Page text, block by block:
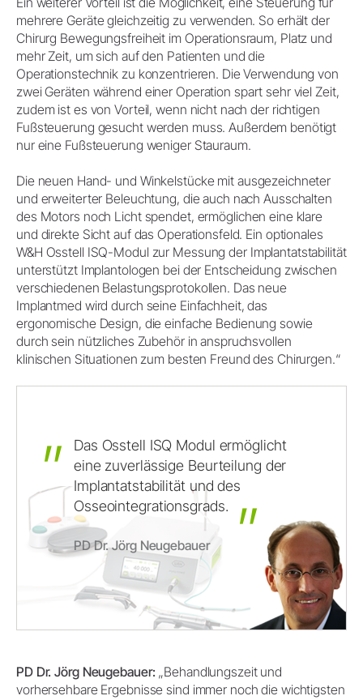
mehrere Geräte gleichzeitig zu verwenden. So erhält der
Chirurg Bewegungsfreiheit im Operationsraum, Platz und
mehr Zeit, um sich auf den Patienten und die
Operationstechnik zu konzentrieren. Die Verwendung von
zwei Geräten während einer Operation spart sehr viel Zeit,
zudem ist es von Vorteil, wenn nicht nach der richtigen
Fußsteuerung gesucht werden muss. Außerdem benötigt
nur eine Fußsteuerung weniger Stauraum.
Die neuen Hand- und Winkelstücke mit ausgezeichneter
und erweiterter Beleuchtung, die auch nach Ausschalten
des Motors noch Licht spendet, ermöglichen eine klare
und direkte Sicht auf das Operationsfeld. Ein optionales
W&H Osstell ISQ-Modul zur Messung der Implantatstabilität
unterstützt Implantologen bei der Entscheidung zwischen
verschiedenen Belastungsprotokollen. Das neue
Implantmed wird durch seine Einfachheit, das
ergonomische Design, die einfache Bedienung sowie
durch sein nützliches Zubehör in anspruchsvollen
klinischen Situationen zum besten Freund des Chirurgen.“
Das Osstell ISQ Modul ermöglicht
eine zuverlässige Beurteilung der
Implantatstabilität und des
Osseointegrationsgrads.
PD Dr. Jörg Neugebauer
PD Dr. Jörg Neugebauer: „Behandlungszeit und
vorhersehbare Ergebnisse sind immer noch die wichtigsten